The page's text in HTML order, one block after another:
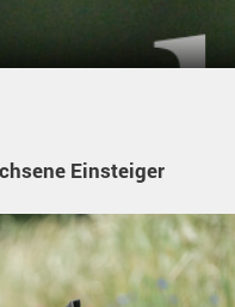
Einsteiger